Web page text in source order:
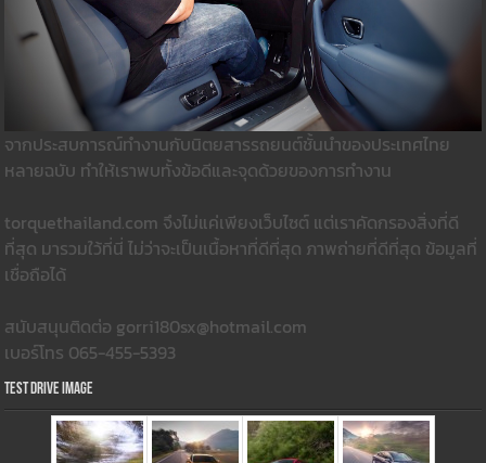
จากประสบการณ์ทำงานกับนิตยสารรถยนต์ชั้นนำของประเทศไทย
หลายฉบับ ทำให้เราพบทั้งข้อดีและจุดด้วยของการทำงาน
torquethailand.com จึงไม่แค่เพียงเว็บไซต์ แต่เราคัดกรองสิ่งที่ดี
ที่สุด มารวมใว้ที่นี่ ไม่ว่าจะเป็นเนื้อหาที่ดีที่สุด ภาพถ่ายที่ดีที่สุด ข้อมูลที่
เชื่อถือได้
สนับสนุนติดต่อ gorri180sx@hotmail.com
เบอร์โทร 065-455-5393
Test Drive Image